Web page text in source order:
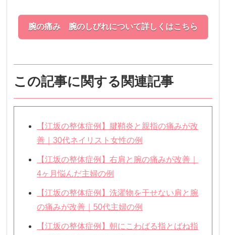
腕の痛み 腕のしびれについて詳しくはこちら
この記事に関する関連記事
【江坂の整体症例】腱鞘炎と親指の痛みが改
善｜30代ネイリスト女性の例
【江坂の整体症例】右肩と腕の痛みが改善｜
4ヶ月悩んだ主婦の例
【江坂の整体症例】洗濯物を干せない肩と腕
の痛みが改善｜50代主婦の例
【江坂の整体症例】朝にこわばる指とばね指